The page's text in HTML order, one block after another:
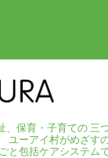
、保育・子育ての 三
ユーアイ村がめざす
と包括ケアシステムで